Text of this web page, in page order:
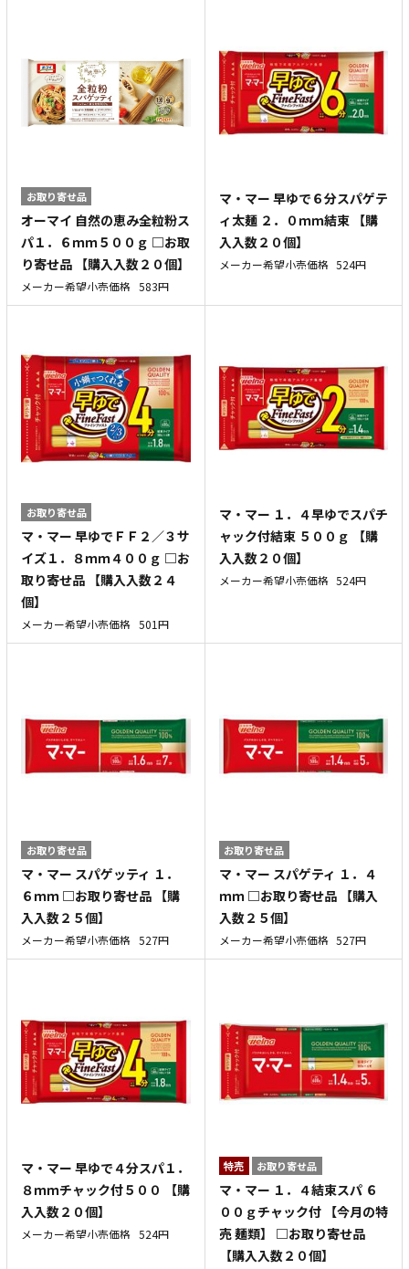
お取り寄せ品
オーマイ 自然の恵み全粒粉ス
パ１．６ｍｍ５００ｇ □お取
り寄せ品 【購入入数２０個】
メーカー希望小売価格 583円
マ・マー 早ゆで６分スパゲテ
ィ太麺 ２．０ｍｍ結束 【購
入入数２０個】
メーカー希望小売価格 524円
お取り寄せ品
マ・マー 早ゆでＦＦ２／３サ
イズ１．８ｍｍ４００ｇ □お
取り寄せ品 【購入入数２４
個】
メーカー希望小売価格 501円
マ・マー １．４早ゆでスパチ
ャック付結束 ５００ｇ 【購
入入数２０個】
メーカー希望小売価格 524円
お取り寄せ品
マ・マー スパゲッティ １．
６ｍｍ □お取り寄せ品 【購
入入数２５個】
メーカー希望小売価格 527円
お取り寄せ品
マ・マー スパゲティ １．４
ｍｍ □お取り寄せ品 【購入
入数２５個】
メーカー希望小売価格 527円
マ・マー 早ゆで４分スパ１．
８ｍｍチャック付５００ 【購
入入数２０個】
メーカー希望小売価格 524円
特売 お取り寄せ品
マ・マー １．４結束スパ ６
００ｇチャック付 【今月の特
売 麺類】 □お取り寄せ品
【購入入数２０個】